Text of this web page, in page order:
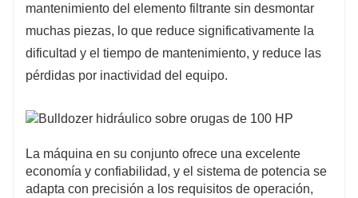
mantenimiento del elemento filtrante sin desmontar
muchas piezas, lo que reduce significativamente la
dificultad y el tiempo de mantenimiento, y reduce las
pérdidas por inactividad del equipo.
La máquina en su conjunto ofrece una excelente
economía y confiabilidad, y el sistema de potencia se
adapta con precisión a los requisitos de operación,